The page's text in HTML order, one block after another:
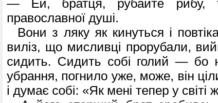
— Ей, братця, рубайте рибу,
православної душі.
Вони з ляку як кинуться і
виліз, що мисливці прорубали,
сидить. Сидить собі голий — бо
убрання, погнило уже, може, він
і думає собі: «Як мені тепер у світі